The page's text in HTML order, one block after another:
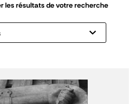
les résultats de votre recherche